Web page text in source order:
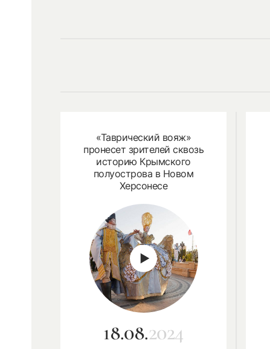
«Таврический вояж»
пронесет зрителей сквозь
историю Крымского
полуострова в Новом
Херсонесе
18.08.2024